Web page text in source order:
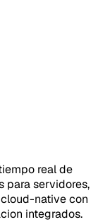
real de
para servidores,
native con
integrados.